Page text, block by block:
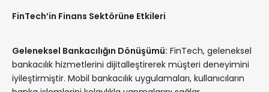
FinTech’in Finans Sektörüne Etkileri
Geleneksel Bankacılığın Dönüşümü: FinTech, geleneksel
bankacılık hizmetlerini dijitalleştirerek müşteri deneyimini
iyileştirmiştir. Mobil bankacılık uygulamaları, kullanıcıların